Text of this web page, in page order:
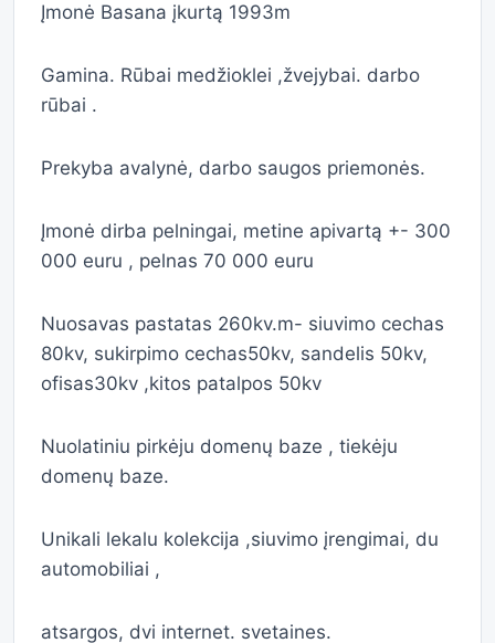
Įmonė Basana įkurtą 1993m
Gamina. Rūbai medžioklei ,žvejybai. darbo
rūbai .
Prekyba avalynė, darbo saugos priemonės.
Įmonė dirba pelningai, metine apivartą +- 300
000 euru , pelnas 70 000 euru
Nuosavas pastatas 260kv.m- siuvimo cechas
80kv, sukirpimo cechas50kv, sandelis 50kv,
ofisas30kv ,kitos patalpos 50kv
Nuolatiniu pirkėju domenų baze , tiekėju
domenų baze.
Unikali lekalu kolekcija ,siuvimo įrengimai, du
automobiliai ,
atsargos, dvi internet. svetaines.